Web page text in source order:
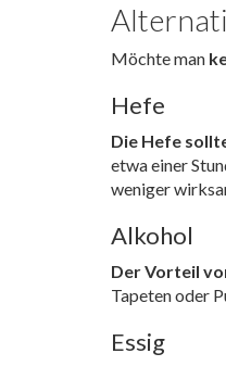
Möchte man
Hefe
Die Hefe
etwa einer
weniger
Alkohol
Der Vorteil
Tapeten oder
Essig